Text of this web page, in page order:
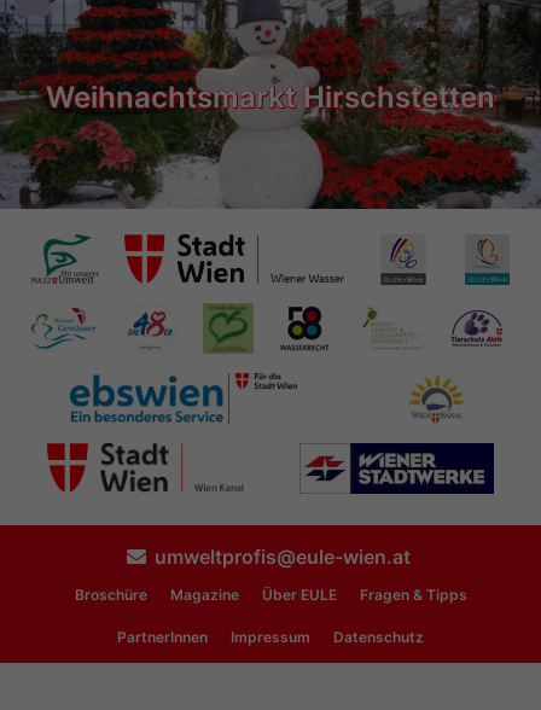
Weihnachtsmarkt Hirschstetten
umweltprofis@eule-wien.at
Broschüre Magazine Über EULE Fragen & Tipps
PartnerInnen Impressum Datenschutz